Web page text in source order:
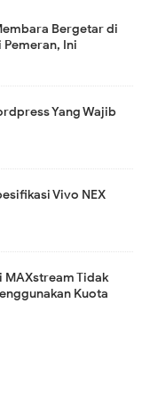
Bergetar di
Ini
Yang Wajib
Vivo NEX
MAXstream Tidak
Kuota